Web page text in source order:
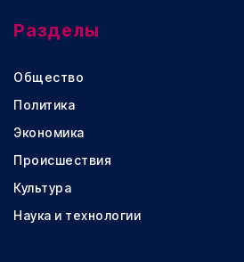
Разделы
Общество
Политика
Экономика
Происшествия
Культура
Наука и технологии